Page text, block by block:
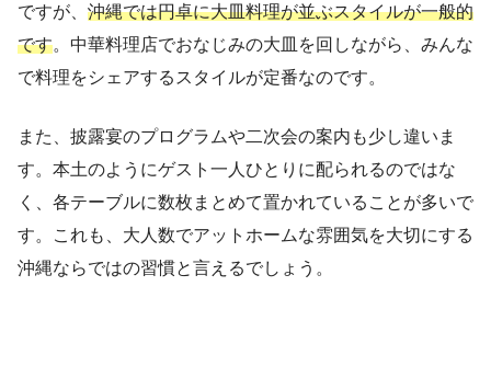
ですが、 沖縄では円卓に大皿料理が並ぶスタイルが一般的
です。中華料理店でおなじみの大皿を回しながら、みんな
で料理をシェアするスタイルが定番なのです。
また、披露宴のプログラムや二次会の案内も少し違いま
す。本土のようにゲスト一人ひとりに配られるのではな
く、各テーブルに数枚まとめて置かれていることが多いで
す。これも、大人数でアットホームな雰囲気を大切にする
沖縄ならではの習慣と言えるでしょう。